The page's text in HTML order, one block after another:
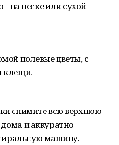
- на песке или сухой
полевые цветы, с
клещи.
снимите всю верхнюю
и аккуратно
машину.